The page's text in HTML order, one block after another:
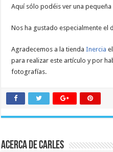
Aquí sólo podéis ver una
Nos ha gustado especialmente el
Agradecemos a la tiendaInercia
para realizar este artículo y por
fotografías.
Acerca de Carles